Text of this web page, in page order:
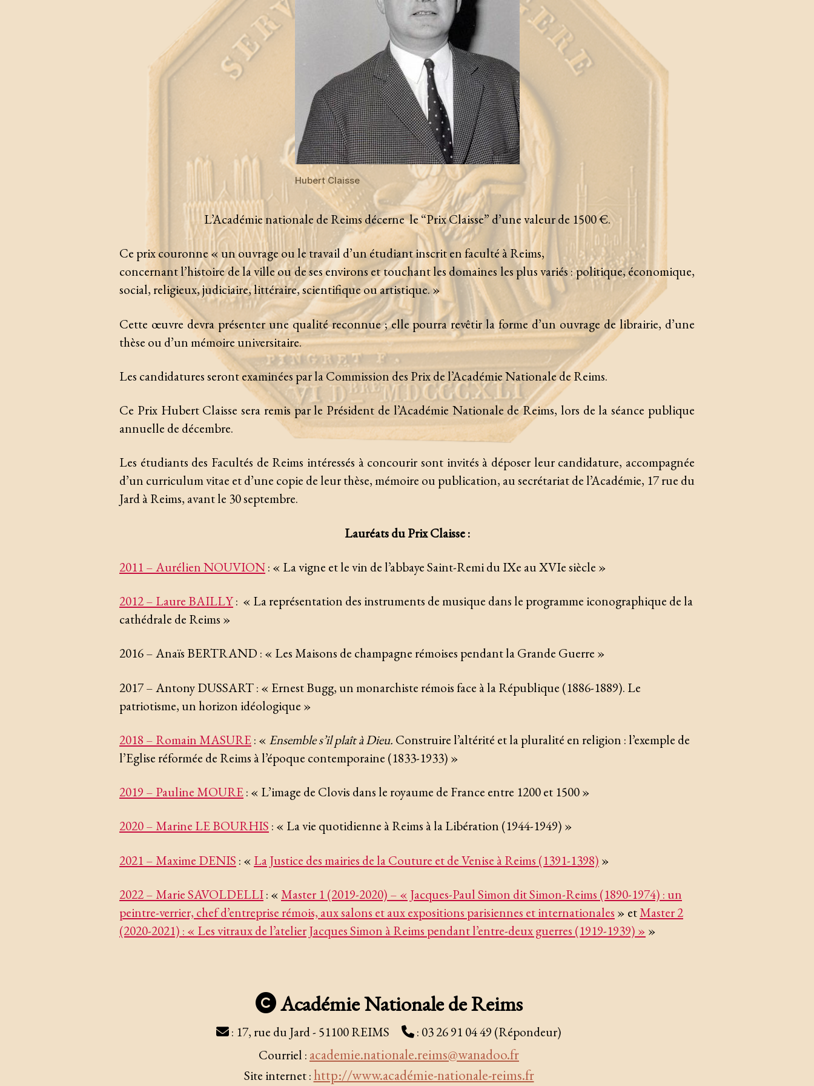
Hubert Claisse
L’Académie nationale de Reims décerne le “Prix Claisse” d’une valeur de 1500 €.
Ce prix couronne « un ouvrage ou le travail d’un étudiant inscrit en faculté à Reims,
concernant l’histoire de la ville ou de ses environs et touchant les domaines les plus variés : politique, économique,
social, religieux, judiciaire, littéraire, scientifique ou artistique. »
Cette œuvre devra présenter une qualité reconnue ; elle pourra revêtir la forme d’un ouvrage de librairie, d’une
thèse ou d’un mémoire universitaire.
Les candidatures seront examinées par la Commission des Prix de l’Académie Nationale de Reims.
Ce Prix Hubert Claisse sera remis par le Président de l’Académie Nationale de Reims, lors de la séance publique
annuelle de décembre.
Les étudiants des Facultés de Reims intéressés à concourir sont invités à déposer leur candidature, accompagnée
d’un curriculum vitae et d’une copie de leur thèse, mémoire ou publication, au secrétariat de l’Académie, 17 rue du
Jard à Reims, avant le 30 septembre.
Lauréats du Prix Claisse :
2011 – Aurélien NOUVION: « La vigne et le vin de l’abbaye Saint-Remi du IXe au XVIe siècle »
2012 – Laure BAILLY: « La représentation des instruments de musique dans le programme iconographique de la
cathédrale de Reims »
2016 – Anaïs BERTRAND : « Les Maisons de champagne rémoises pendant la Grande Guerre »
2017 – Antony DUSSART : « Ernest Bugg, un monarchiste rémois face à la République (1886-1889). Le
patriotisme, un horizon idéologique »
2018 – Romain MASURE: « Ensemble s’il plaît à Dieu. Construire l’altérité et la pluralité en religion : l’exemple de
l’Eglise réformée de Reims à l’époque contemporaine (1833-1933) »
2019 – Pauline MOURE: « L’image de Clovis dans le royaume de France entre 1200 et 1500 »
2020 – Marine LE BOURHIS : « La vie quotidienne à Reims à la Libération (1944-1949) »
2021 – Maxime DENIS : « La Justice des mairies de la Couture et de Venise à Reims (1391-1398) »
2022 – Marie SAVOLDELLI: «Master 1 (2019-2020) – « Jacques-Paul Simon dit Simon-Reims (1890-1974) : un
peintre-verrier, chef d’entreprise rémois, aux salons et aux expositions parisiennes et internationales » etMaster 2
(2020-2021) : « Les vitraux de l’atelier Jacques Simon à Reims pendant l’entre-deux guerres (1919-1939) » »
Académie Nationale de Reims
: 17, rue du Jard - 51100 REIMS
: 03 26 91 04 49 (Répondeur)
Courriel : academie.nationale.reims@wanadoo.fr
Site internet :http://www.académie-nationale-reims.fr